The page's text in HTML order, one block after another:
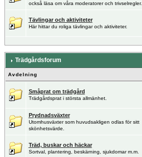
också läsa om våra moderatorer och trivselregler.
Tävlingar och aktiviteter
Här hittar du roliga tävlingar och aktiviteter.
Trädgårdsforum
Avdelning
Småprat om trädgård
Trädgårdsprat i största allmänhet.
Prydnadsväxter
Utomhusväxter som huvudsakligen odlas för sitt
skönhetsvärde.
Träd, buskar och häckar
Sortval, plantering, beskärning, sjukdomar m.m.